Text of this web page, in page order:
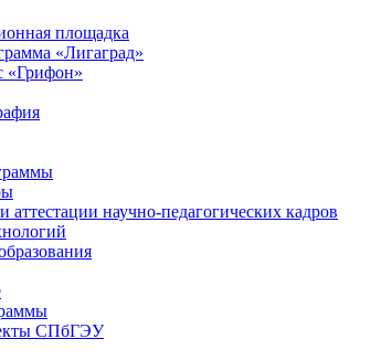
площадка
«Лигаград»­­
«Грифон»
аттестации научно-педагогических кадров
СПбГЭУ